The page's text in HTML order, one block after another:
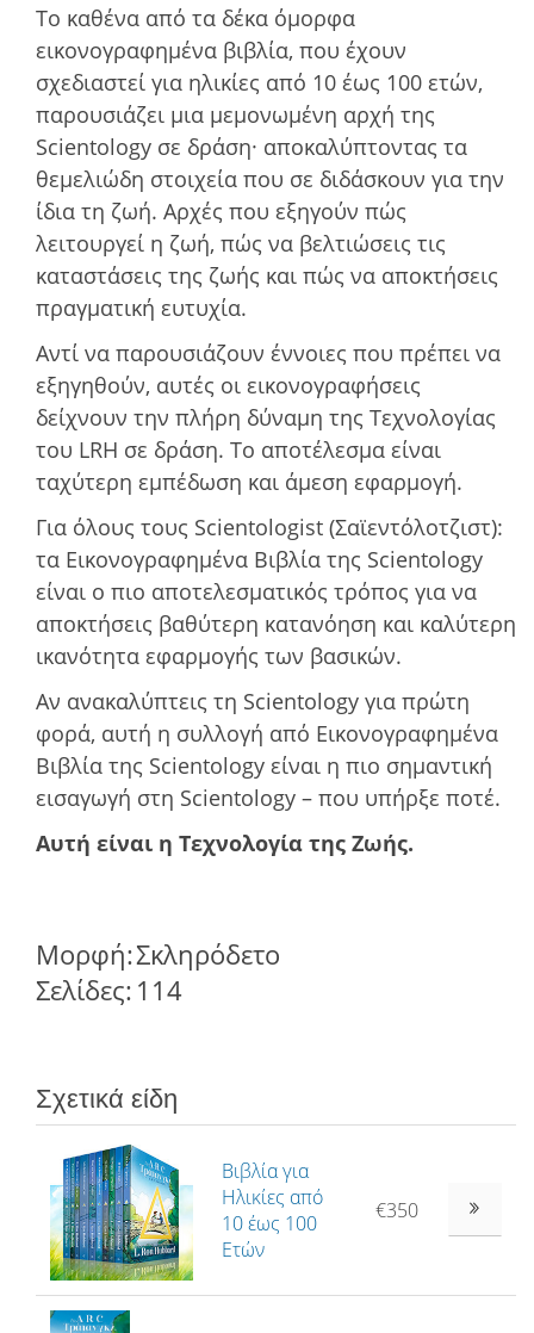
Το καθένα από τα δέκα όμορφα
εικονογραφημένα βιβλία, που έχουν
σχεδιαστεί για ηλικίες από 10 έως 100 ετών,
παρουσιάζει μια μεμονωμένη αρχή της
Scientology σε δράση· αποκαλύπτοντας τα
θεμελιώδη στοιχεία που σε διδάσκουν για την
ίδια τη ζωή. Αρχές που εξηγούν πώς
λειτουργεί η ζωή, πώς να βελτιώσεις τις
καταστάσεις της ζωής και πώς να αποκτήσεις
πραγματική ευτυχία.
Αντί να παρουσιάζουν έννοιες που πρέπει να
εξηγηθούν, αυτές οι εικονογραφήσεις
δείχνουν την πλήρη δύναμη της Τεχνολογίας
του LRH σε δράση. Το αποτέλεσμα είναι
ταχύτερη εμπέδωση και άμεση εφαρμογή.
Για όλους τους Scientologist (Σαϊεντόλοτζιστ):
τα Εικονογραφημένα Βιβλία της Scientology
είναι ο πιο αποτελεσματικός τρόπος για να
αποκτήσεις βαθύτερη κατανόηση και καλύτερη
ικανότητα εφαρμογής των βασικών.
Αν ανακαλύπτεις τη Scientology για πρώτη
φορά, αυτή η συλλογή από Εικονογραφημένα
Βιβλία της Scientology είναι η πιο σημαντική
εισαγωγή στη Scientology – που υπήρξε ποτέ.
Αυτή είναι η Τεχνολογία της Ζωής.
Μορφή:Σκληρόδετο
Σελίδες: 114
Σχετικά είδη
Βιβλία για
Ηλικίες από
10 έως 100
Ετών
€350